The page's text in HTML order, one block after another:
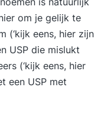
Je wilt
en
die ertoe
uniek maakt
Niet-Financiële
praktisch en
om je gelijk te
(‘kijk eens, hier zijn
USP die mislukt
(‘kijk eens, hier
een USP met